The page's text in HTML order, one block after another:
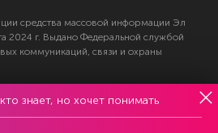
средства массовой информации Эл
2024 г. Выдано Федеральной службой
коммуникаций, связи и охраны
коллектив Эксперт»
знает, но хочет понимать